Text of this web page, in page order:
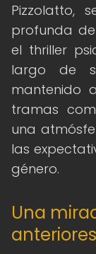
Pizzolatto,
profunda
el thriller
largo de
mantenido
tramas
una
las
género.
Una
anteriores